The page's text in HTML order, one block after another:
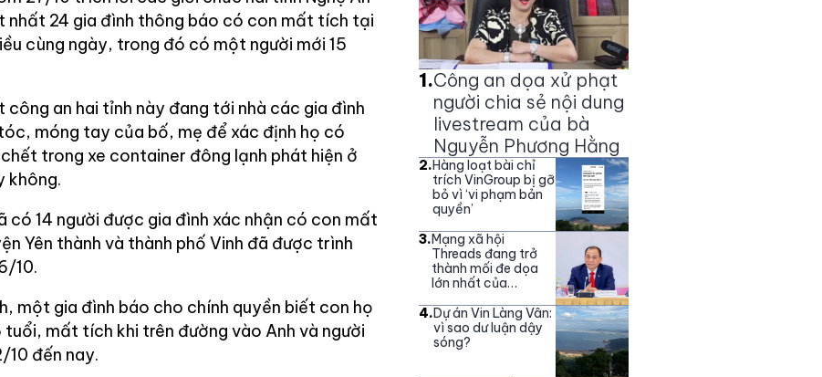
nhất 24 gia đình thông báo có con mất tích tại
cùng ngày, trong đó có một người mới 15
công an hai tỉnh này đang tới nhà các gia đình
móng tay của bố, mẹ để xác định họ có
trong xe container đông lạnh phát hiện ở
không.
có 14 người được gia đình xác nhận có con mất
Yên thành và thành phố Vinh đã được trình
10.
một gia đình báo cho chính quyền biết con họ
tuổi, mất tích khi trên đường vào Anh và người
10 đến nay.
1.Công an dọa xử phạt
người chia sẻ nội dung
livestream của bà
Nguyễn Phương Hằng
2.Hàng loạt bài chỉ
trích VinGroup bị gỡ
bỏ vì ‘vi phạm bản
quyền’
3.Mạng xã hội
Threads đang trở
thành mối đe dọa
lớn nhất của
4.Dự án Vin Làng Vân:
vì sao dư luận dậy
sóng?